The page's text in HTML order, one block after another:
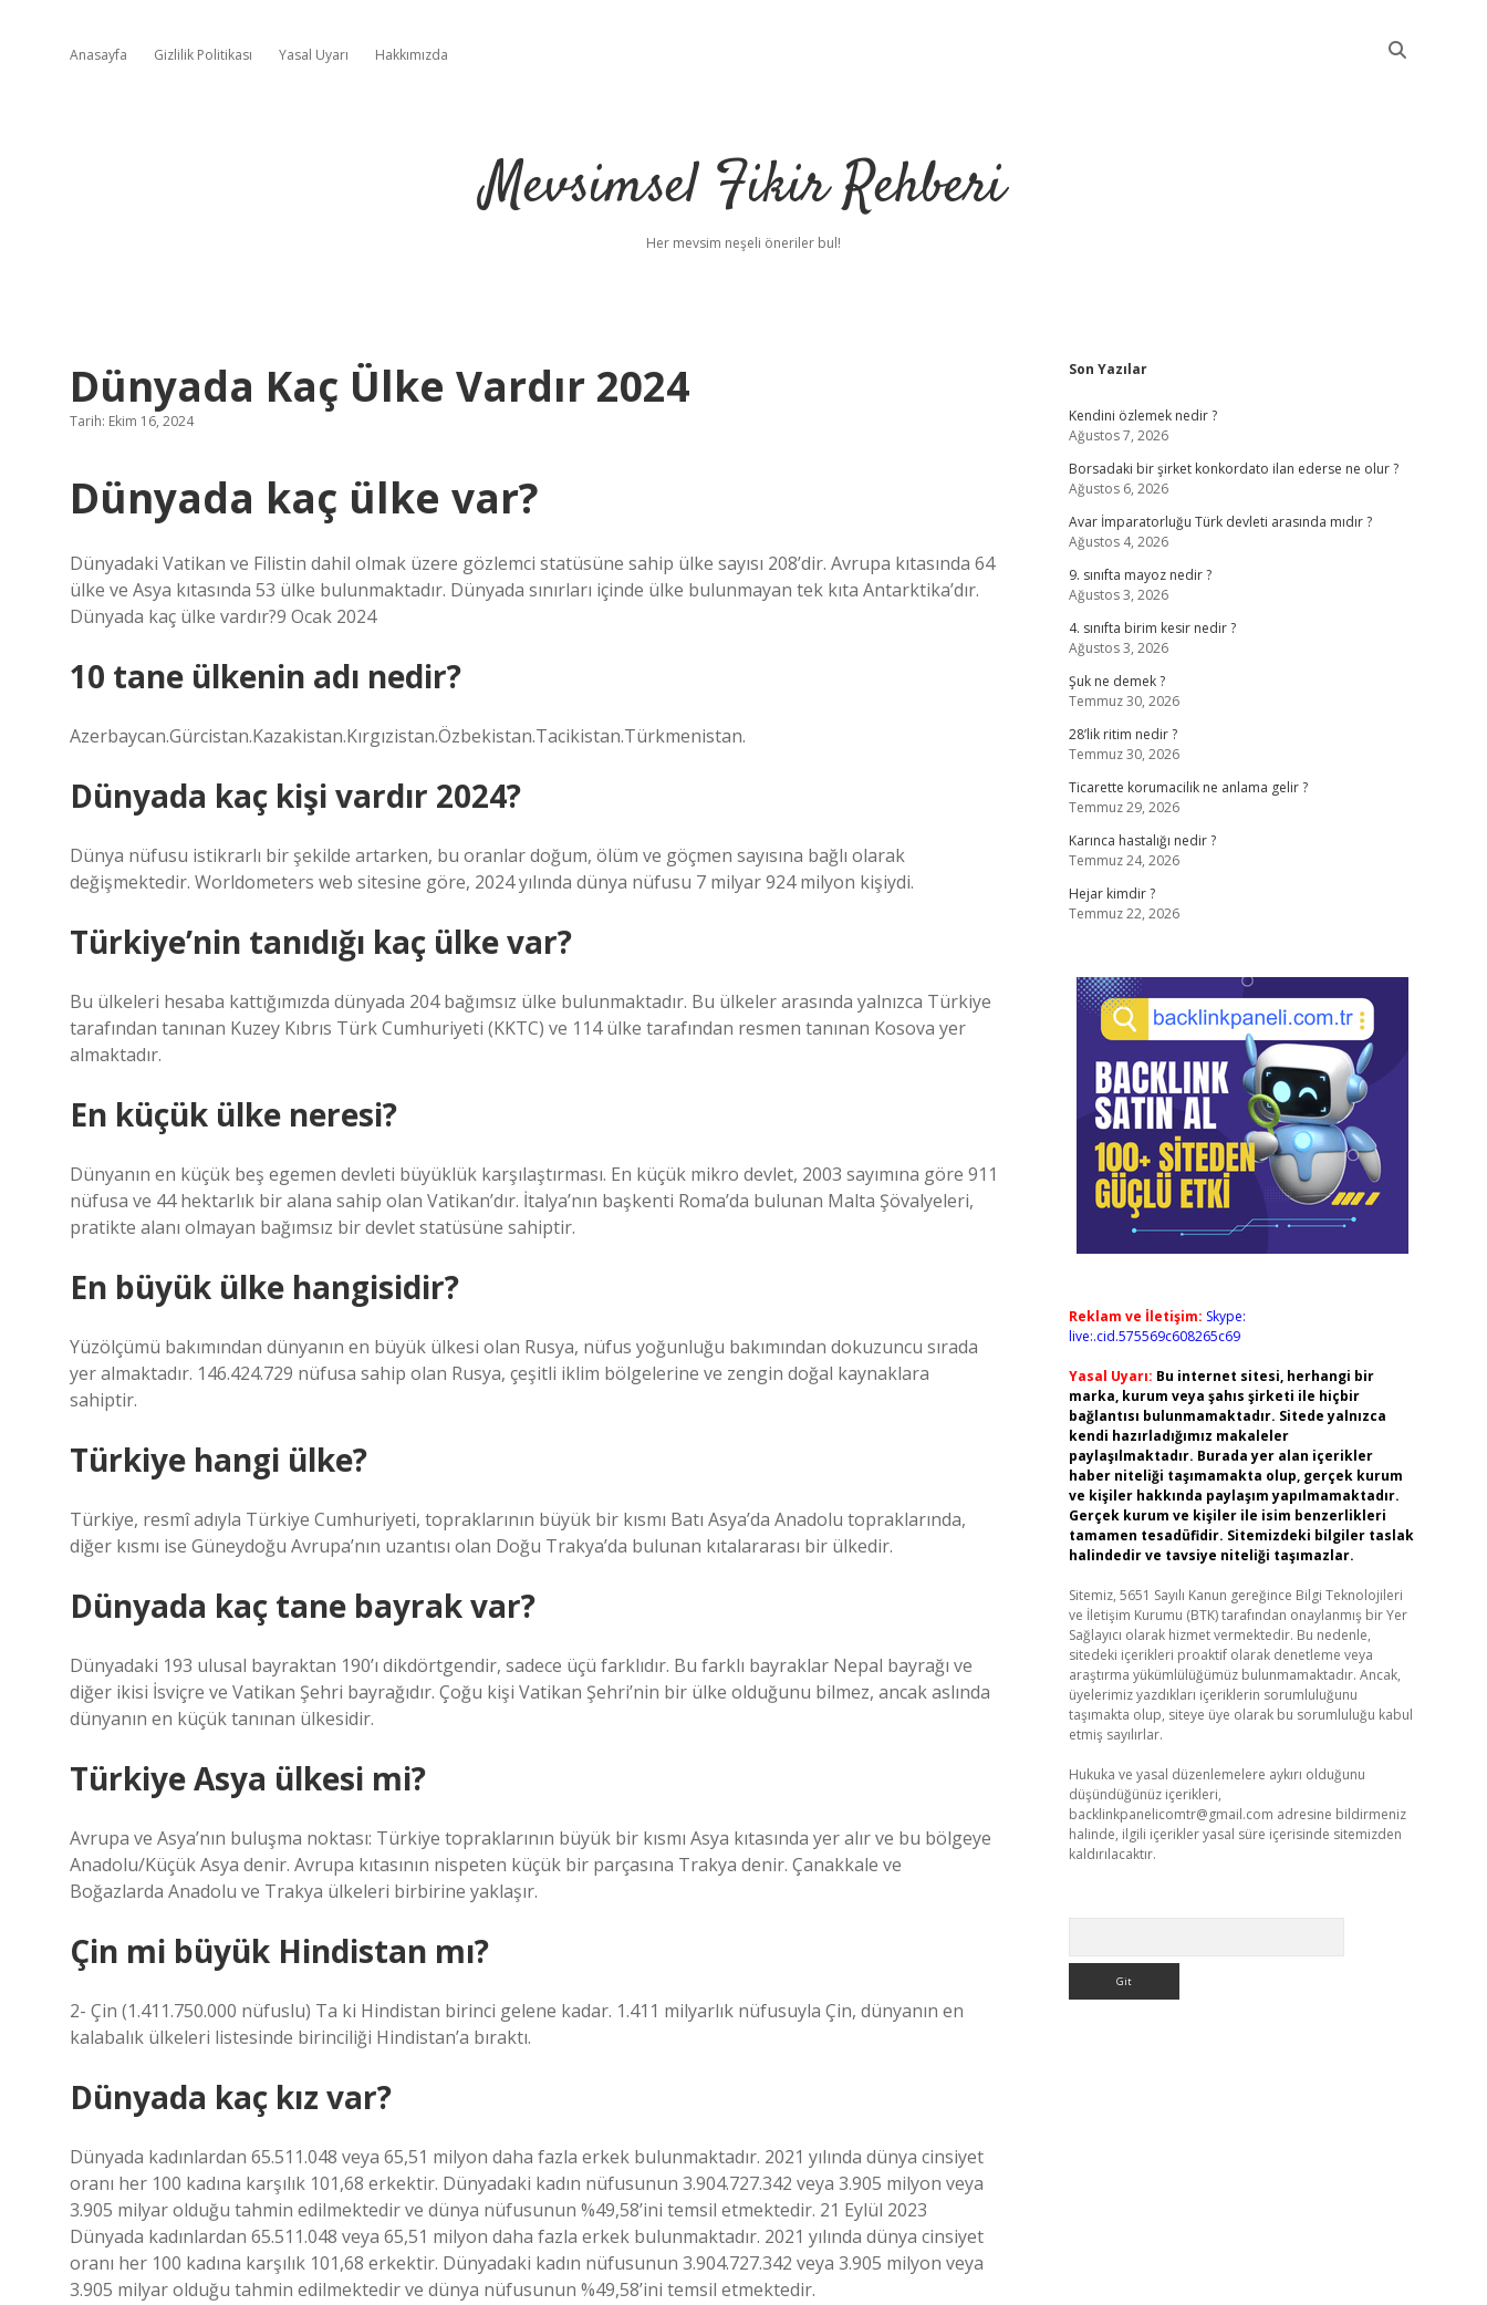
Anasayfa Gizlilik Politikası Yasal Uyarı Hakkımızda
Mevsimsel Fikir Rehberi
Her mevsim neşeli öneriler bul!
Dünyada Kaç Ülke Vardır 2024
Tarih: Ekim 16, 2024
Dünyada kaç ülke var?
Dünyadaki Vatikan ve Filistin dahil olmak üzere gözlemci statüsüne sahip ülke sayısı 208’dir. Avrupa kıtasında 64
ülke ve Asya kıtasında 53 ülke bulunmaktadır. Dünyada sınırları içinde ülke bulunmayan tek kıta Antarktika’dır.
Dünyada kaç ülke vardır?9 Ocak 2024
10 tane ülkenin adı nedir?
Azerbaycan.Gürcistan.Kazakistan.Kırgızistan.Özbekistan.Tacikistan.Türkmenistan.
Dünyada kaç kişi vardır 2024?
Dünya nüfusu istikrarlı bir şekilde artarken, bu oranlar doğum, ölüm ve göçmen sayısına bağlı olarak
değişmektedir. Worldometers web sitesine göre, 2024 yılında dünya nüfusu 7 milyar 924 milyon kişiydi.
Türkiye’nin tanıdığı kaç ülke var?
Bu ülkeleri hesaba kattığımızda dünyada 204 bağımsız ülke bulunmaktadır. Bu ülkeler arasında yalnızca Türkiye
tarafından tanınan Kuzey Kıbrıs Türk Cumhuriyeti (KKTC) ve 114 ülke tarafından resmen tanınan Kosova yer
almaktadır.
En küçük ülke neresi?
Dünyanın en küçük beş egemen devleti büyüklük karşılaştırması. En küçük mikro devlet, 2003 sayımına göre 911
nüfusa ve 44 hektarlık bir alana sahip olan Vatikan’dır. İtalya’nın başkenti Roma’da bulunan Malta Şövalyeleri,
pratikte alanı olmayan bağımsız bir devlet statüsüne sahiptir.
En büyük ülke hangisidir?
Yüzölçümü bakımından dünyanın en büyük ülkesi olan Rusya, nüfus yoğunluğu bakımından dokuzuncu sırada
yer almaktadır. 146.424.729 nüfusa sahip olan Rusya, çeşitli iklim bölgelerine ve zengin doğal kaynaklara
sahiptir.
Türkiye hangi ülke?
Türkiye, resmî adıyla Türkiye Cumhuriyeti, topraklarının büyük bir kısmı Batı Asya’da Anadolu topraklarında,
diğer kısmı ise Güneydoğu Avrupa’nın uzantısı olan Doğu Trakya’da bulunan kıtalararası bir ülkedir.
Dünyada kaç tane bayrak var?
Dünyadaki 193 ulusal bayraktan 190’ı dikdörtgendir, sadece üçü farklıdır. Bu farklı bayraklar Nepal bayrağı ve
diğer ikisi İsviçre ve Vatikan Şehri bayrağıdır. Çoğu kişi Vatikan Şehri’nin bir ülke olduğunu bilmez, ancak aslında
dünyanın en küçük tanınan ülkesidir.
Türkiye Asya ülkesi mi?
Avrupa ve Asya’nın buluşma noktası: Türkiye topraklarının büyük bir kısmı Asya kıtasında yer alır ve bu bölgeye
Anadolu/Küçük Asya denir. Avrupa kıtasının nispeten küçük bir parçasına Trakya denir. Çanakkale ve
Boğazlarda Anadolu ve Trakya ülkeleri birbirine yaklaşır.
Çin mi büyük Hindistan mı?
2- Çin (1.411.750.000 nüfuslu) Ta ki Hindistan birinci gelene kadar. 1.411 milyarlık nüfusuyla Çin, dünyanın en
kalabalık ülkeleri listesinde birinciliği Hindistan’a bıraktı.
Dünyada kaç kız var?
Dünyada kadınlardan 65.511.048 veya 65,51 milyon daha fazla erkek bulunmaktadır. 2021 yılında dünya cinsiyet
oranı her 100 kadına karşılık 101,68 erkektir. Dünyadaki kadın nüfusunun 3.904.727.342 veya 3.905 milyon veya
3.905 milyar olduğu tahmin edilmektedir ve dünya nüfusunun %49,58’ini temsil etmektedir. 21 Eylül 2023
Dünyada kadınlardan 65.511.048 veya 65,51 milyon daha fazla erkek bulunmaktadır. 2021 yılında dünya cinsiyet
oranı her 100 kadına karşılık 101,68 erkektir. Dünyadaki kadın nüfusunun 3.904.727.342 veya 3.905 milyon veya
3.905 milyar olduğu tahmin edilmektedir ve dünya nüfusunun %49,58’ini temsil etmektedir.
Sidebar
Son Yazılar
Kendini özlemek nedir ?
Ağustos 7, 2026
Borsadaki bir şirket konkordato ilan ederse ne olur ?
Ağustos 6, 2026
Avar İmparatorluğu Türk devleti arasında mıdır ?
Ağustos 4, 2026
9. sınıfta mayoz nedir ?
Ağustos 3, 2026
4. sınıfta birim kesir nedir ?
Ağustos 3, 2026
Şuk ne demek ?
Temmuz 30, 2026
28’lik ritim nedir ?
Temmuz 30, 2026
Ticarette korumacilik ne anlama gelir ?
Temmuz 29, 2026
Karınca hastalığı nedir ?
Temmuz 24, 2026
Hejar kimdir ?
Temmuz 22, 2026
Reklam ve İletişim: Skype:
live:.cid.575569c608265c69
Yasal Uyarı: Bu internet sitesi, herhangi bir
marka, kurum veya şahıs şirketi ile hiçbir
bağlantısı bulunmamaktadır. Sitede yalnızca
kendi hazırladığımız makaleler
paylaşılmaktadır. Burada yer alan içerikler
haber niteliği taşımamakta olup, gerçek kurum
ve kişiler hakkında paylaşım yapılmamaktadır.
Gerçek kurum ve kişiler ile isim benzerlikleri
tamamen tesadüfidir. Sitemizdeki bilgiler taslak
halindedir ve tavsiye niteliği taşımazlar.
Sitemiz, 5651 Sayılı Kanun gereğince Bilgi Teknolojileri
ve İletişim Kurumu (BTK) tarafından onaylanmış bir Yer
Sağlayıcı olarak hizmet vermektedir. Bu nedenle,
sitedeki içerikleri proaktif olarak denetleme veya
araştırma yükümlülüğümüz bulunmamaktadır. Ancak,
üyelerimiz yazdıkları içeriklerin sorumluluğunu
taşımakta olup, siteye üye olarak bu sorumluluğu kabul
etmiş sayılırlar.
Hukuka ve yasal düzenlemelere aykırı olduğunu
düşündüğünüz içerikleri,
backlinkpanelicomtr@gmail.com adresine bildirmeniz
halinde, ilgili içerikler yasal süre içerisinde sitemizden
kaldırılacaktır.